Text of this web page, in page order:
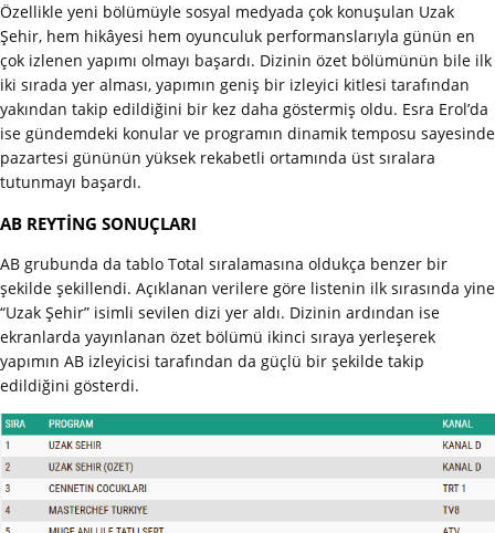
Özellikle yeni bölümüyle sosyal medyada çok konuşulan Uzak
Şehir, hem hikâyesi hem oyunculuk performanslarıyla günün en
çok izlenen yapımı olmayı başardı. Dizinin özet bölümünün bile ilk
iki sırada yer alması, yapımın geniş bir izleyici kitlesi tarafından
yakından takip edildiğini bir kez daha göstermiş oldu. Esra Erol’da
ise gündemdeki konular ve programın dinamik temposu sayesinde
pazartesi gününün yüksek rekabetli ortamında üst sıralara
tutunmayı başardı.
AB REYTİNG SONUÇLARI
AB grubunda da tablo Total sıralamasına oldukça benzer bir
şekilde şekillendi. Açıklanan verilere göre listenin ilk sırasında yine
“Uzak Şehir” isimli sevilen dizi yer aldı. Dizinin ardından ise
ekranlarda yayınlanan özet bölümü ikinci sıraya yerleşerek
yapımın AB izleyicisi tarafından da güçlü bir şekilde takip
edildiğini gösterdi.